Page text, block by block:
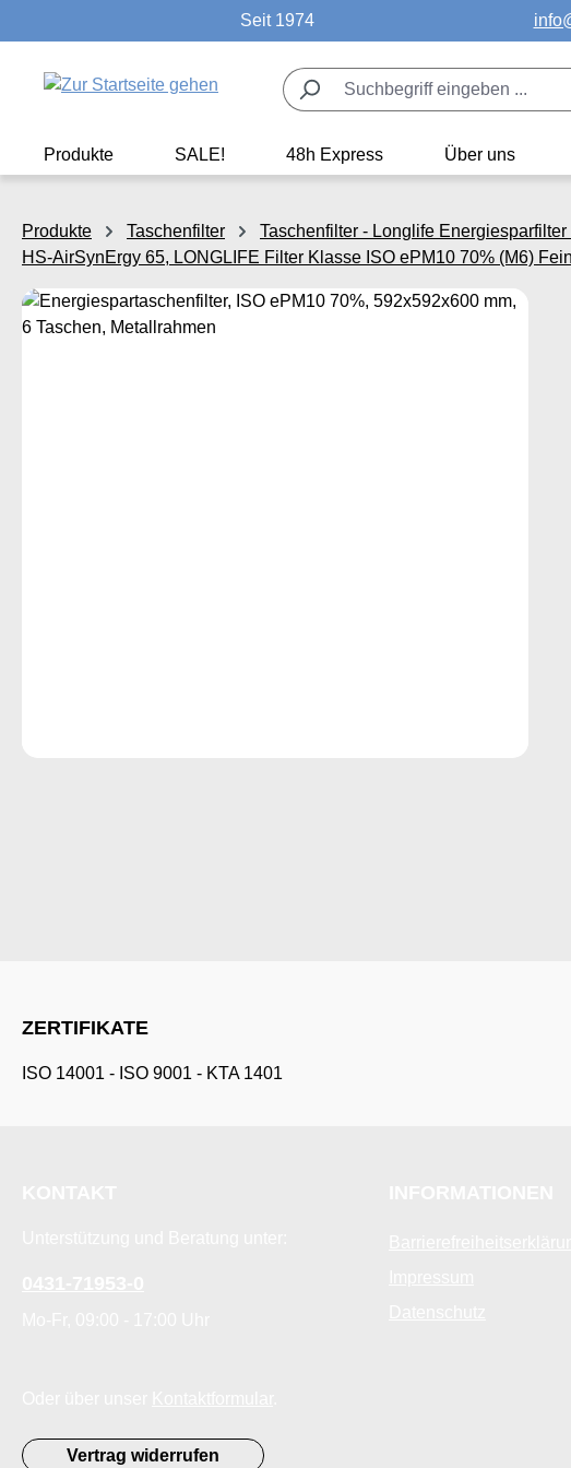
Zur Hauptnavigation springenSeit 1974
Produkte SALE! 48h Express Über uns
Produkte Taschenfilter
Taschenfilter - Longlife
HS-AirSynErgy 65, LONGLIFE Filter Klasse ISO ePM10 70% (M6)
Bildergalerie überspringen
ZERTIFIKATE
ISO 14001 - ISO 9001 - KTA 1401
Vertrag widerrufen